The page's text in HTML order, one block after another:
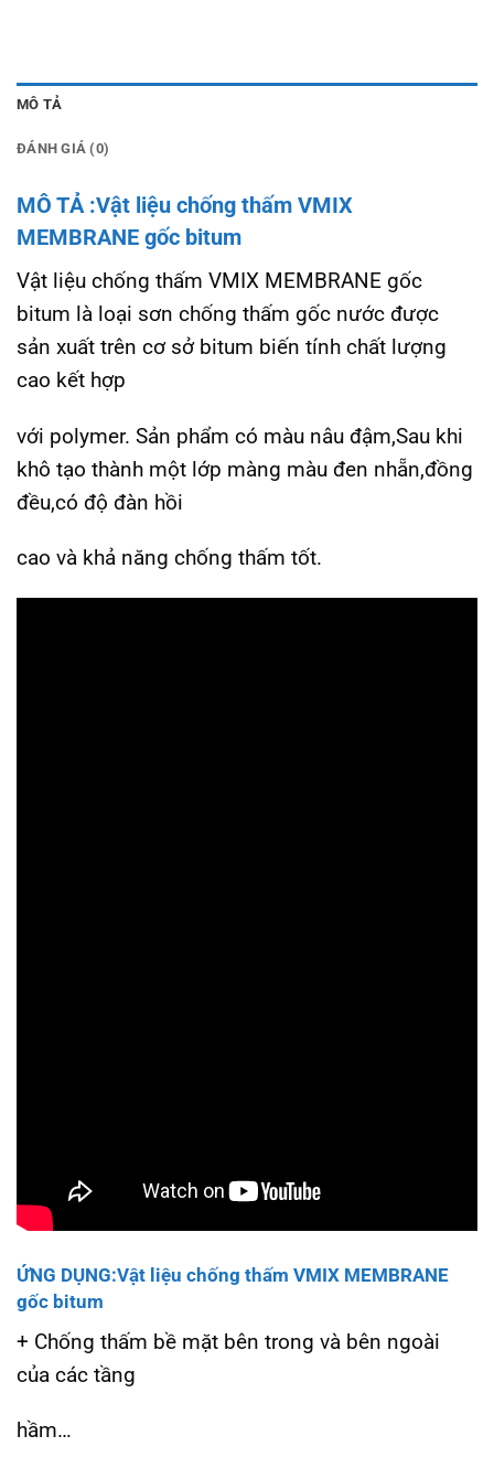
MÔ TẢ
ĐÁNH GIÁ (0)
MÔ TẢ :Vật liệu chống thấm VMIX
MEMBRANE gốc bitum
Vật liệu chống thấm VMIX MEMBRANE gốc
bitum là loại sơn chống thấm gốc nước được
sản xuất trên cơ sở bitum biến tính chất lượng
cao kết hợp
với polymer. Sản phẩm có màu nâu đậm,Sau khi
khô tạo thành một lớp màng màu đen nhẵn,đồng
đều,có độ đàn hồi
cao và khả năng chống thấm tốt.
ỨNG DỤNG:Vật liệu chống thấm VMIX MEMBRANE
gốc bitum
+ Chống thấm bề mặt bên trong và bên ngoài
của các tầng
hầm…